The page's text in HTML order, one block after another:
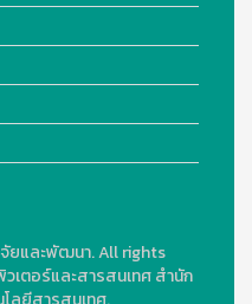
ยและพัฒนา. All rights
เตอร์และสารสนเทศ สำนัก